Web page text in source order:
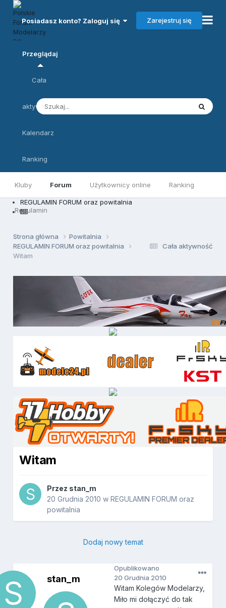
Posiadasz konto? Zaloguj się Zarejestruj się
Przeglądaj
Kluby Forum Użytkownicy online Ranking
Regulamin
Cała
aktywność
Kalendarz
Ranking
REGULAMIN FORUM oraz powitalnia
Cała aktywność
Strona główna
Powitalnia
REGULAMIN FORUM oraz powitalnia
Witam
Witam
Przez stan_m
20 Grudnia 2010 wREGULAMIN FORUM oraz
powitalnia
Dodaj nowy temat
stan_m
Opublikowano
20 Grudnia 2010
Witam Kolegów Modelarzy,
Miło mi dołączyć do tak